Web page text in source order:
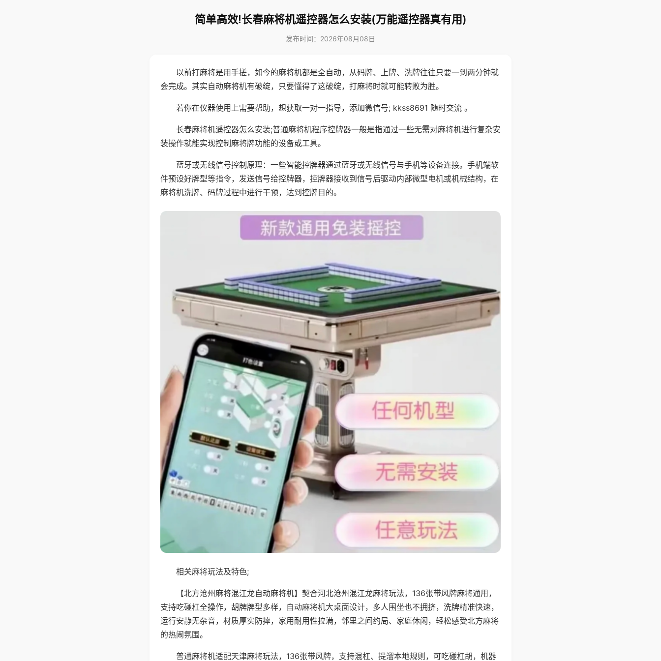
简单高效!长春麻将机遥控器怎么安装(万能遥控器真有用)
发布时间：2026年08月08日
以前打麻将是用手搓，如今的麻将机都是全自动，从码牌、上牌、洗牌往往只要一到两分钟就
会完成。其实自动麻将机有破绽，只要懂得了这破绽，打麻将时就可能转败为胜。
若你在仪器使用上需要帮助，想获取一对一指导，添加微信号; kkss8691 随时交流 。
长春麻将机遥控器怎么安装;普通麻将机程序控牌器一般是指通过一些无需对麻将机进行复杂安
装操作就能实现控制麻将牌功能的设备或工具。
蓝牙或无线信号控制原理：一些智能控牌器通过蓝牙或无线信号与手机等设备连接。手机端软
件预设好牌型等指令，发送信号给控牌器，控牌器接收到信号后驱动内部微型电机或机械结构，在
麻将机洗牌、码牌过程中进行干预，达到控牌目的。
相关麻将玩法及特色;
【北方沧州麻将混江龙自动麻将机】契合河北沧州混江龙麻将玩法，136张带风牌麻将通用，
支持吃碰杠全操作，胡牌牌型多样，自动麻将机大桌面设计，多人围坐也不拥挤，洗牌精准快速，
运行安静无杂音，材质厚实防摔，家用耐用性拉满，邻里之间约局、家庭休闲，轻松感受北方麻将
的热闹氛围。
普通麻将机适配天津麻将玩法，136张带风牌，支持混杠、提溜本地规则，可吃碰杠胡，机器